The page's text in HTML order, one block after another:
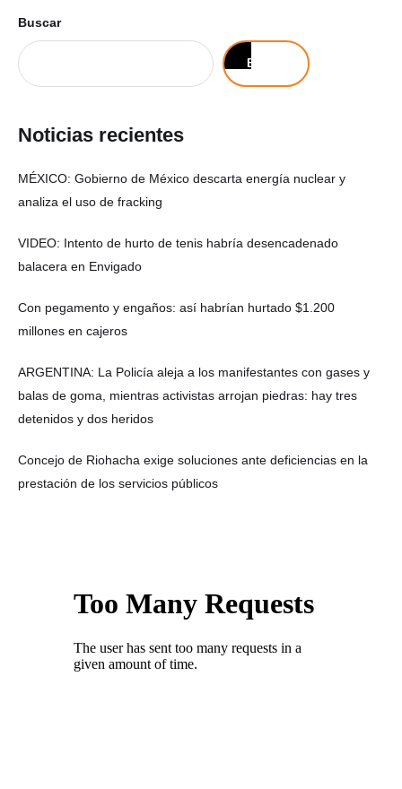
Buscar
Buscar
Noticias recientes
MÉXICO: Gobierno de México descarta energía nuclear y
analiza el uso de fracking
VIDEO: Intento de hurto de tenis habría desencadenado
balacera en Envigado
Con pegamento y engaños: así habrían hurtado $1.200
millones en cajeros
ARGENTINA: La Policía aleja a los manifestantes con gases y
balas de goma, mientras activistas arrojan piedras: hay tres
detenidos y dos heridos
Concejo de Riohacha exige soluciones ante deficiencias en la
prestación de los servicios públicos